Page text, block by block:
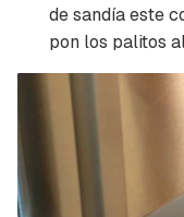
de sandía este
pon los palitos